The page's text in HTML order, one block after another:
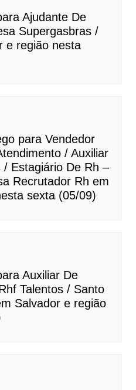
Ajudante De
Supergasbras /
e região nesta
para Vendedor
/ Auxiliar
Estagiário De Rh –
Recrutador Rh em
sexta (05/09)
Auxiliar De
Talentos / Santo
Salvador e região